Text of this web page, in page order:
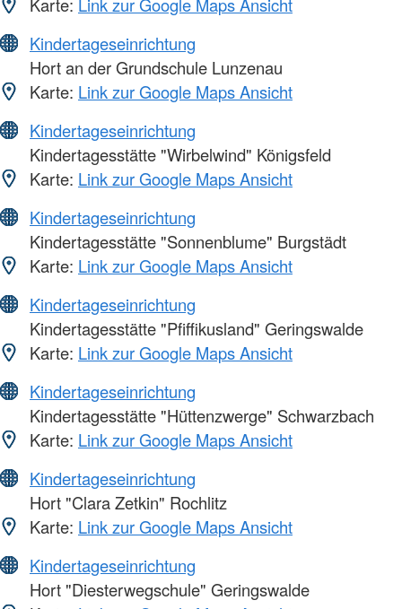
Karte: Link zur Google Maps Ansicht
Kindertageseinrichtung
Hort an der Grundschule Lunzenau
Karte: Link zur Google Maps Ansicht
Kindertageseinrichtung
Kindertagesstätte "Wirbelwind" Königsfeld
Karte: Link zur Google Maps Ansicht
Kindertageseinrichtung
Kindertagesstätte "Sonnenblume" Burgstädt
Karte: Link zur Google Maps Ansicht
Kindertageseinrichtung
Kindertagesstätte "Pfiffikusland" Geringswalde
Karte: Link zur Google Maps Ansicht
Kindertageseinrichtung
Kindertagesstätte "Hüttenzwerge" Schwarzbach
Karte: Link zur Google Maps Ansicht
Kindertageseinrichtung
Hort "Clara Zetkin" Rochlitz
Karte: Link zur Google Maps Ansicht
Kindertageseinrichtung
Hort "Diesterwegschule" Geringswalde